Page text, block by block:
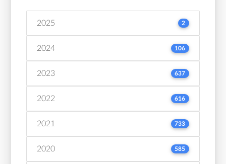
2025 2
2024 106
2023 637
2022 616
2021 733
2020 585